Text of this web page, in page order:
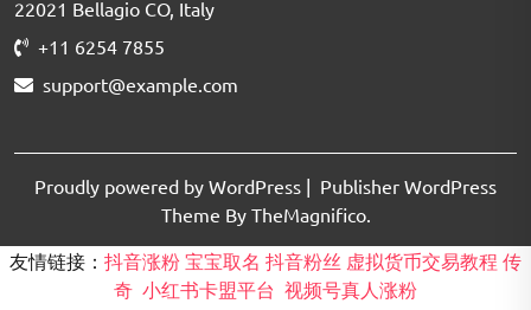
22021 Bellagio CO, Italy
+11 6254 7855
support@example.com
Proudly powered by WordPress | Publisher WordPress
Theme By TheMagnifico.
友情链接： 抖音涨粉 宝宝取名 抖音粉丝 虚拟货币交易教程 传
奇 小红书卡盟平台 视频号真人涨粉